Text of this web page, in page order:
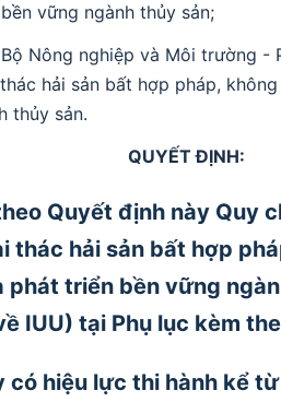
vững ngành thủy sản;
Nông nghiệp và Môi trường -
hải sản bất hợp pháp,
thủy sản.
QUYẾT ĐỊNH:
Quyết định này Quy
thác hải sản bất hợp
phát triển bền vững
IUU) tại Phụ lục kèm
có hiệu lực thi hành kể